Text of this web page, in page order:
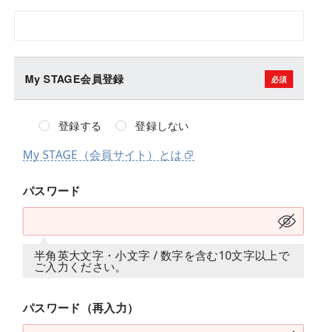
My STAGE会員登録
登録する 登録しない
My STAGE（会員サイト）とは
パスワード
半角英大文字・小文字 / 数字を含む10文字以上で
ご入力ください。
パスワード（再入力）